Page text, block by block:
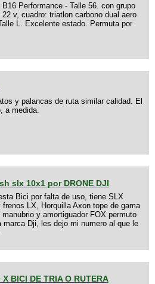
B16 Performance - Talle 56. con grupo
v, cuadro: triatlon carbono dual aero
L. Excelente estado. Permuta por
y palancas de ruta similar calidad. El
a medida.
slx 10x1 por DRONE DJI
Bici por falta de uso, tiene SLX
LX, Horquilla Axon tope de gama
y amortiguador FOX permuto
marca Dji, les dejo mi numero al que le
BICI DE TRIA O RUTERA